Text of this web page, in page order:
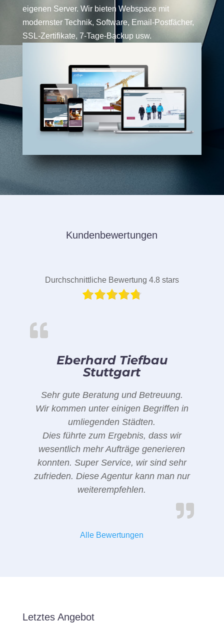
eigenen Server. Wir bieten Webspace mit
modernster Technik, Software, Email-Postfächer,
SSL-Zertifikate, 7-Tage-Backup usw.
Kundenbewertungen
Durchschnittliche Bewertung 4.8 stars
Eberhard Tiefbau
Stuttgart
Sehr gute Beratung und Betreuung.
Wir kommen unter einigen Begriffen in
umliegenden Städten.
Dies führte zum Ergebnis, dass wir
wesentlich mehr Aufträge generieren
konnten. Super Service, wir sind sehr
zufrieden. Diese Agentur kann man nur
weiterempfehlen.
Alle Bewertungen
Letztes Angebot